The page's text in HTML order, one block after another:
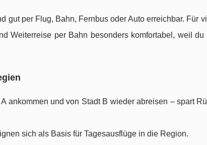
gut per Flug, Bahn, Fernbus oder Auto erreichbar. Für
Weiterreise per Bahn besonders komfortabel, weil
A ankommen und von Stadt B wieder abreisen – spart
sich als Basis für Tagesausflüge in die Region.